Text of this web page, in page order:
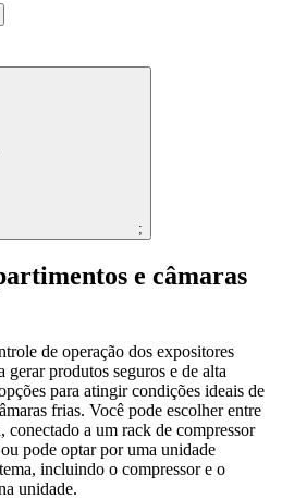
;
e câmaras
de operação dos expositores
gerar produtos seguros e de alta
para atingir condições ideais de
frias. Você pode escolher entre
conectado a um rack de compressor
pode optar por uma unidade
incluindo o compressor e o
unidade.